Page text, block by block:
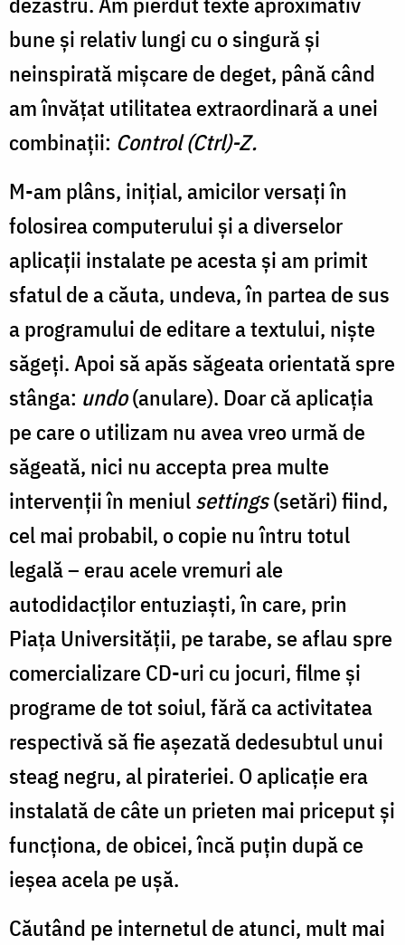
bune și relativ lungi cu o singură și
neinspirată mișcare de deget, până când
am învățat utilitatea extraordinară a unei
combinații: Control (Ctrl)-Z.
M-am plâns, inițial, amicilor versați în
folosirea computerului și a diverselor
aplicații instalate pe acesta și am primit
sfatul de a căuta, undeva, în partea de sus
a programului de editare a textului, niște
săgeți. Apoi să apăs săgeata orientată spre
stânga: undo(anulare). Doar că aplicația
pe care o utilizam nu avea vreo urmă de
săgeată, nici nu accepta prea multe
intervenții în meniulsettings(setări) fiind,
cel mai probabil, o copie nu întru totul
legală – erau acele vremuri ale
autodidacților entuziaști, în care, prin
Piața Universității, pe tarabe, se aflau spre
comercializare CD-uri cu jocuri, filme și
programe de tot soiul, fără ca activitatea
respectivă să fie așezată dedesubtul unui
steag negru, al pirateriei. O aplicație era
instalată de câte un prieten mai priceput și
funcționa, de obicei, încă puțin după ce
ieșea acela pe ușă.
Căutând pe internetul de atunci, mult mai